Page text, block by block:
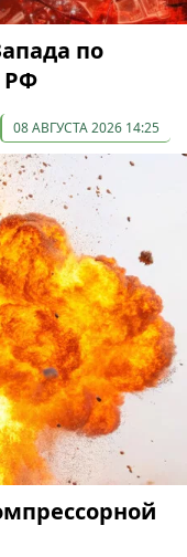
по
РФ
08 АВГУСТА 2026 14:25